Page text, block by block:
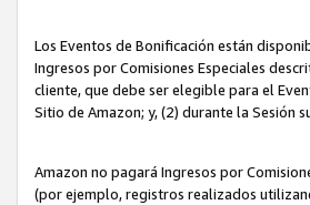
Los Eventos de Bonificación están
Ingresos por Comisiones Especiales
cliente, que debe ser elegible para el
Sitio de Amazon; y, (2) durante la Sesión
Amazon no pagará Ingresos por
(por ejemplo, registros realizados